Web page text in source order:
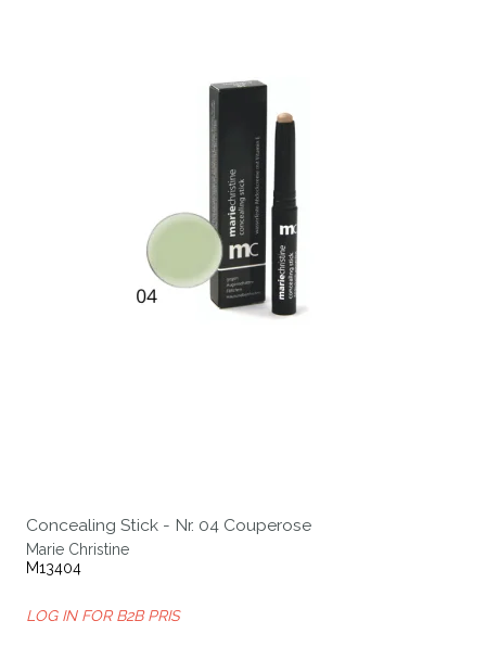
Concealing Stick - Nr. 04 Couperose
Marie Christine
M13404
LOG IN FOR B2B PRIS